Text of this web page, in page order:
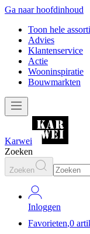
Ga naar hoofdinhoud
Toon hele
Advies
Klantenservice
Actie
Wooninspiratie
Bouwmarkten
Karwei
Zoeken
Zoeken
Inloggen
Favorieten,0